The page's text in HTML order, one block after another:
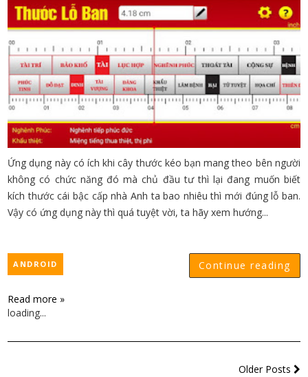
Ứng dụng này có ích khi cây thước kéo bạn mang theo bên người
không có chức năng đó mà chủ đầu tư thì lại đang muốn biết
kích thước cái bậc cấp nhà Anh ta bao nhiêu thì mới đúng lỗ ban.
Vậy có ứng dụng này thì quá tuyệt vời, ta hãy xem hướng...
Continue reading
ANDROID
Read more »
loading...
Older Posts